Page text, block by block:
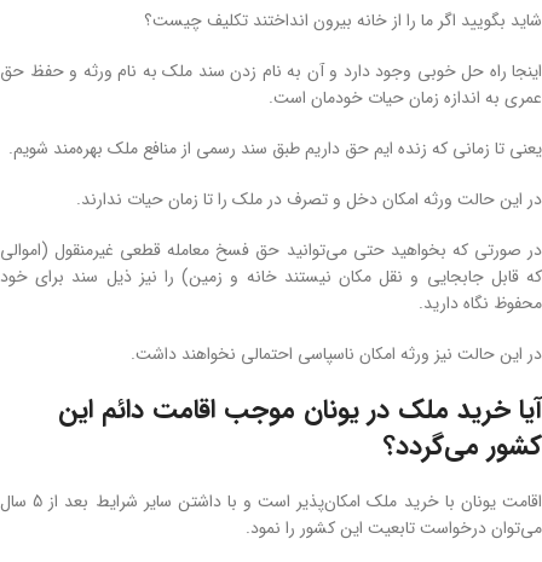
شاید بگویید اگر ما را از خانه بیرون انداختند تکلیف چیست؟
اینجا راه حل خوبی وجود دارد و آن به نام زدن سند ملک به نام ورثه و حفظ حق
عمری به اندازه زمان حیات خودمان است.
یعنی تا زمانی که زنده ایم حق داریم طبق سند رسمی از منافع ملک بهره‌مند شویم.
در این حالت ورثه امکان دخل و تصرف در ملک را تا زمان حیات ندارند.
در صورتی که بخواهید حتی می‌توانید حق فسخ معامله قطعی غیرمنقول (اموالی
که قابل جابجایی و نقل مکان نیستند خانه و زمین) را نیز ذیل سند برای خود
محفوظ نگاه دارید.
در این حالت نیز ورثه امکان ناسپاسی احتمالی نخواهند داشت.
آیا خرید ملک در یونان موجب اقامت دائم این
کشور می‌گردد؟
اقامت یونان با خرید ملک امکان‌پذیر است و با داشتن سایر شرایط بعد از 5 سال
می‌توان درخواست تابعیت این کشور را نمود.